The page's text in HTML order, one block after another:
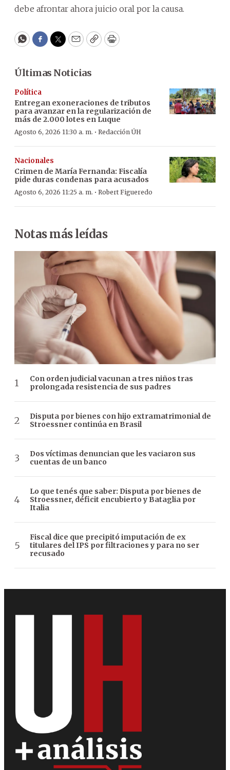
debe afrontar ahora juicio oral por la causa.
WhatsApp
Facebook
Twitter
EmailCopyPrint
Últimas Noticias
Política
Entregan exoneraciones de tributos
para avanzar en la regularización de
más de 2.000 lotes en Luque
Agosto 6, 2026 11:30 a. m. · Redacción ÚH
Nacionales
Crimen de María Fernanda: Fiscalía
pide duras condenas para acusados
Agosto 6, 2026 11:25 a. m. · Robert Figueredo
Notas más leídas
Con orden judicial vacunan a tres niños tras
prolongada resistencia de sus padres
Disputa por bienes con hijo extramatrimonial de
Stroessner continúa en Brasil
Dos víctimas denuncian que les vaciaron sus
cuentas de un banco
Lo que tenés que saber: Disputa por bienes de
Stroessner, déficit encubierto y Bataglia por
Italia
Fiscal dice que precipitó imputación de ex
titulares del IPS por filtraciones y para no ser
recusado